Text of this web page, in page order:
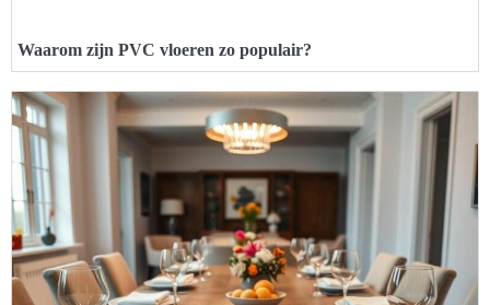
Waarom zijn PVC vloeren zo populair?